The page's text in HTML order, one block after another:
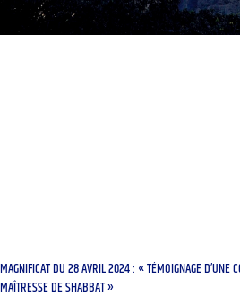
MAGNIFICAT DU 28 AVRIL 2024 : « TÉMOIGNAGE D’UNE
MAÎTRESSE DE SHABBAT »